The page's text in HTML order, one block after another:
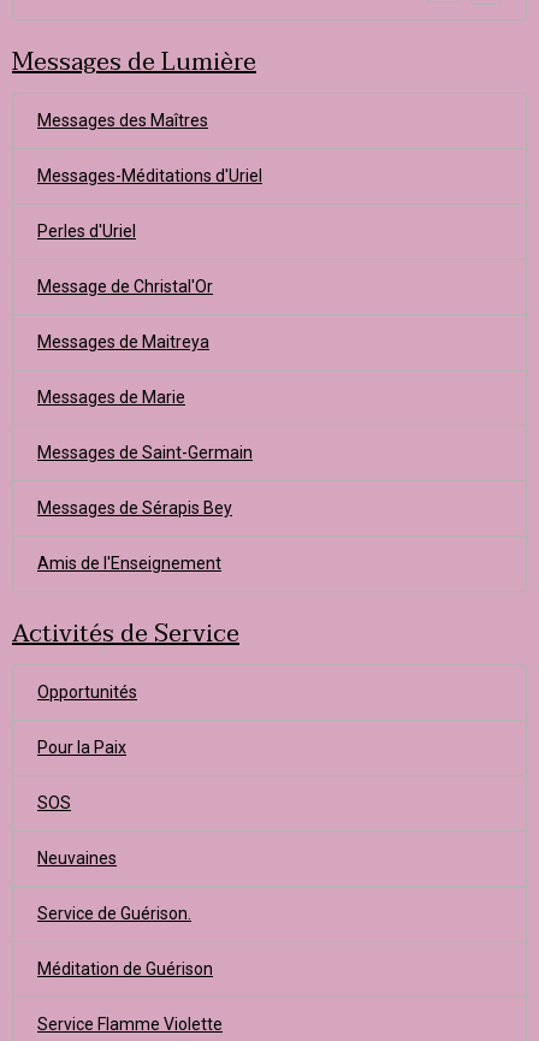
Messages de Lumière
Messages des Maîtres
Messages-Méditations d'Uriel
Perles d'Uriel
Message de Christal'Or
Messages de Maitreya
Messages de Marie
Messages de Saint-Germain
Messages de Sérapis Bey
Amis de l'Enseignement
Activités de Service
Opportunités
Pour la Paix
SOS
Neuvaines
Service de Guérison.
Méditation de Guérison
Service Flamme Violette